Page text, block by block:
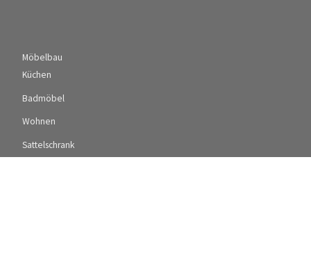
Möbelbau
Küchen
Badmöbel
Wohnen
Sattelschrank